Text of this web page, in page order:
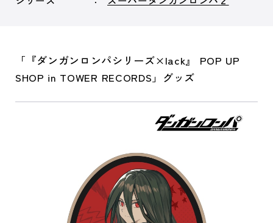
「『ダンガンロンパシリーズ×lack』 POP UP
SHOP in TOWER RECORDS」グッズ